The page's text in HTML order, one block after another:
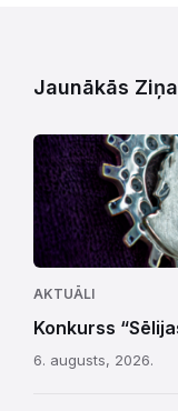
Jaunākās
AKTUĀLI
Konkurss
6. augusts, 2026.